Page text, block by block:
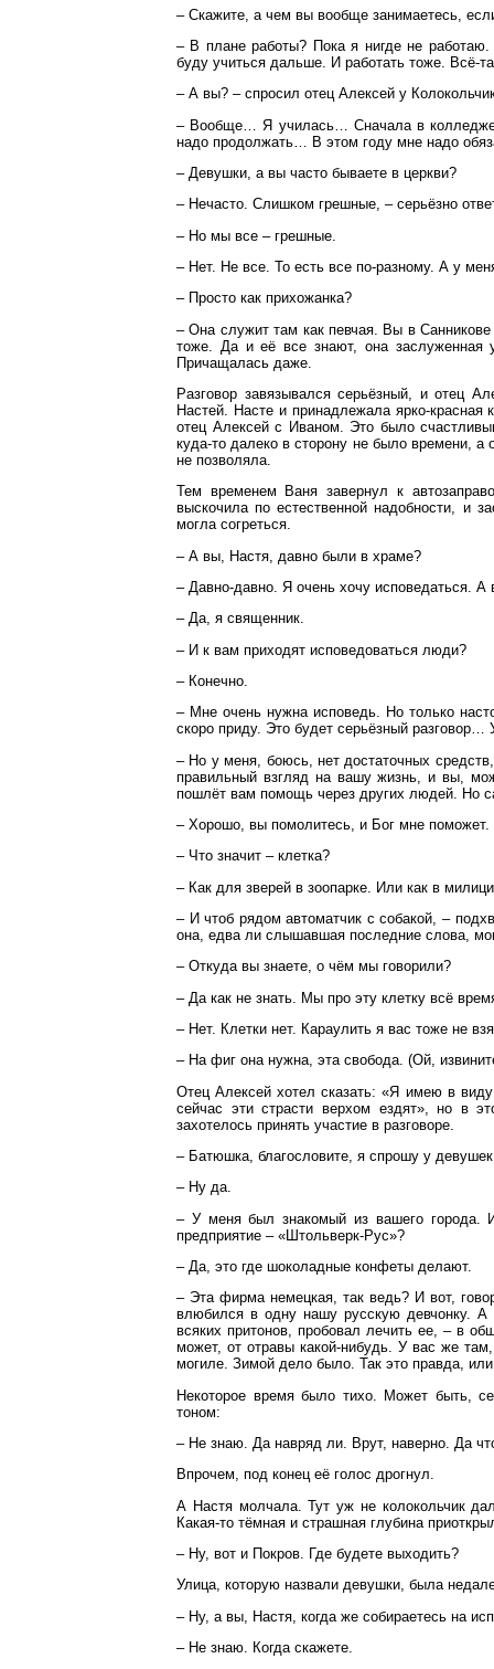
– Скажите, а чем вы вообще занимаетесь,
– В плане работы? Пока я нигде не
буду учиться дальше. И работать тоже. Всё-
– А вы? – спросил отец Алексей у
– Вообще… Я училась… Сначала в
надо продолжать… В этом году мне надо
– Девушки, а вы часто бываете в церкви?
– Нечасто. Слишком грешные, – серьёзно
– Но мы все – грешные.
– Нет. Не все. То есть все по-разному. А у
– Просто как прихожанка?
– Она служит там как певчая. Вы в
тоже. Да и её все знают, она
Причащалась даже.
Разговор завязывался серьёзный, и отец
Настей. Насте и принадлежала ярко-
отец Алексей с Иваном. Это было
куда-то далеко в сторону не было времени, а
не позволяла.
Тем временем Ваня завернул к
выскочила по естественной надобности, и
могла согреться.
– А вы, Настя, давно были в храме?
– Давно-давно. Я очень хочу исповедаться. А
– Да, я священник.
– И к вам приходят исповедоваться люди?
– Конечно.
– Мне очень нужна исповедь. Но только
скоро приду. Это будет серьёзный
– Но у меня, боюсь, нет достаточных
правильный взгляд на вашу жизнь, и вы,
пошлёт вам помощь через других людей. Но
– Хорошо, вы помолитесь, и Бог мне
– Что значит – клетка?
– Как для зверей в зоопарке. Или как в
– И чтоб рядом автоматчик с собакой, –
она, едва ли слышавшая последние слова,
– Откуда вы знаете, о чём мы говорили?
– Да как не знать. Мы про эту клетку всё
– Нет. Клетки нет. Караулить я вас тоже не
– На фиг она нужна, эта свобода. (Ой,
Отец Алексей хотел сказать: «Я имею в
сейчас эти страсти верхом ездят», но в
захотелось принять участие в разговоре.
– Батюшка, благословите, я спрошу у
– Ну да.
– У меня был знакомый из вашего города.
предприятие – «Штольверк-Рус»?
– Да, это где шоколадные конфеты делают.
– Эта фирма немецкая, так ведь? И вот,
влюбился в одну нашу русскую девчонку.
всяких притонов, пробовал лечить ее, – в
может, от отравы какой-нибудь. У вас же
могиле. Зимой дело было. Так это правда, или
Некоторое время было тихо. Может быть,
тоном:
– Не знаю. Да навряд ли. Врут, наверно. Да
Впрочем, под конец её голос дрогнул.
А Настя молчала. Тут уж не колокольчик
Какая-то тёмная и страшная глубина
– Ну, вот и Покров. Где будете выходить?
Улица, которую назвали девушки, была
– Ну, а вы, Настя, когда же собираетесь на
– Не знаю. Когда скажете.